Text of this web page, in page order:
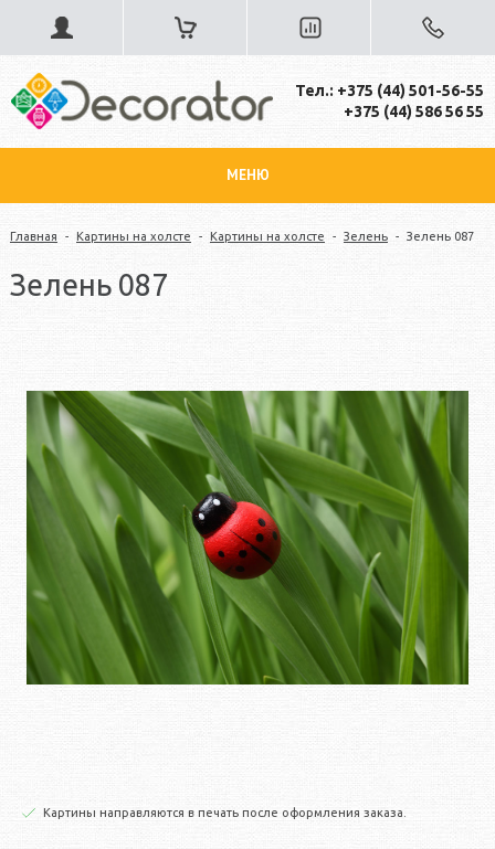
Тел.: +375 (44) 501-56-55
+375 (44) 586 56 55
МЕНЮ
Главная - Картины на холсте - Картины на холсте - Зелень - Зелень 087
Зелень 087
Картины направляются в печать после оформления заказа.